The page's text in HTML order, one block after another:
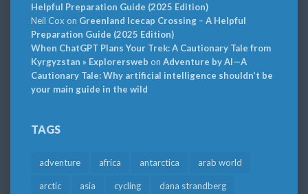
Helpful Preparation Guide (2025 Edition)
Neil Cox on Greenland Icecap Crossing – A Helpful
Preparation Guide (2025 Edition)
When ChatGPT Plans Your Trek: A Cautionary Tale from
Kyrgyzstan » Explorersweb on Adventure by AI—A
Cautionary Tale: Why artificial intelligence shouldn’t be
your main guide in the wild
TAGS
adventure africa antarctica arab world
arctic asia cycling dana strandberg